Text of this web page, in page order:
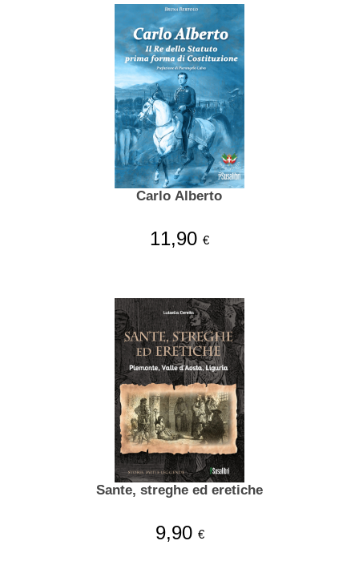
Carlo Alberto
11,90 €
Sante, streghe ed eretiche
9,90 €